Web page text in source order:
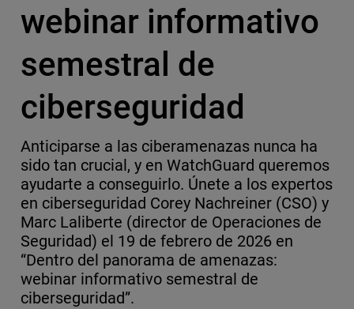
webinar informativo
semestral de
ciberseguridad
Anticiparse a las ciberamenazas nunca ha
sido tan crucial, y en WatchGuard queremos
ayudarte a conseguirlo. Únete a los expertos
en ciberseguridad Corey Nachreiner (CSO) y
Marc Laliberte (director de Operaciones de
Seguridad) el 19 de febrero de 2026 en
“Dentro del panorama de amenazas:
webinar informativo semestral de
ciberseguridad”.